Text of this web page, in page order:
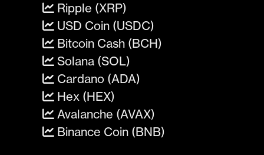
Ripple (XRP)
USD Coin (USDC)
Bitcoin Cash (BCH)
Solana (SOL)
Cardano (ADA)
Hex (HEX)
Avalanche (AVAX)
Binance Coin (BNB)